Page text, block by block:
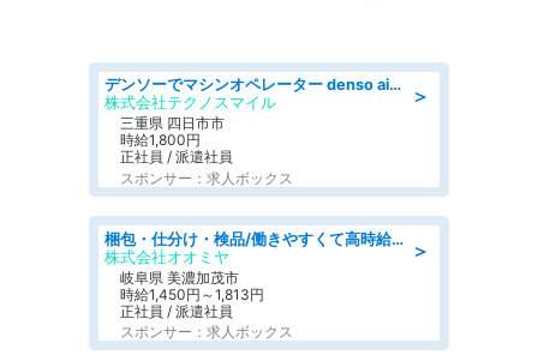
＞
デンソーでマシンオペレーター denso aichi
株式会社テクノスマイル
三重県 四日市市
時給1,800円
正社員 / 派遣社員
スポンサー：求人ボックス
＞
梱包・仕分け・検品/働きやすくて高時給の仕分け作業長期休暇充実/残業なし
株式会社オオミヤ
岐阜県 美濃加茂市
時給1,450円～1,813円
正社員 / 派遣社員
スポンサー：求人ボックス